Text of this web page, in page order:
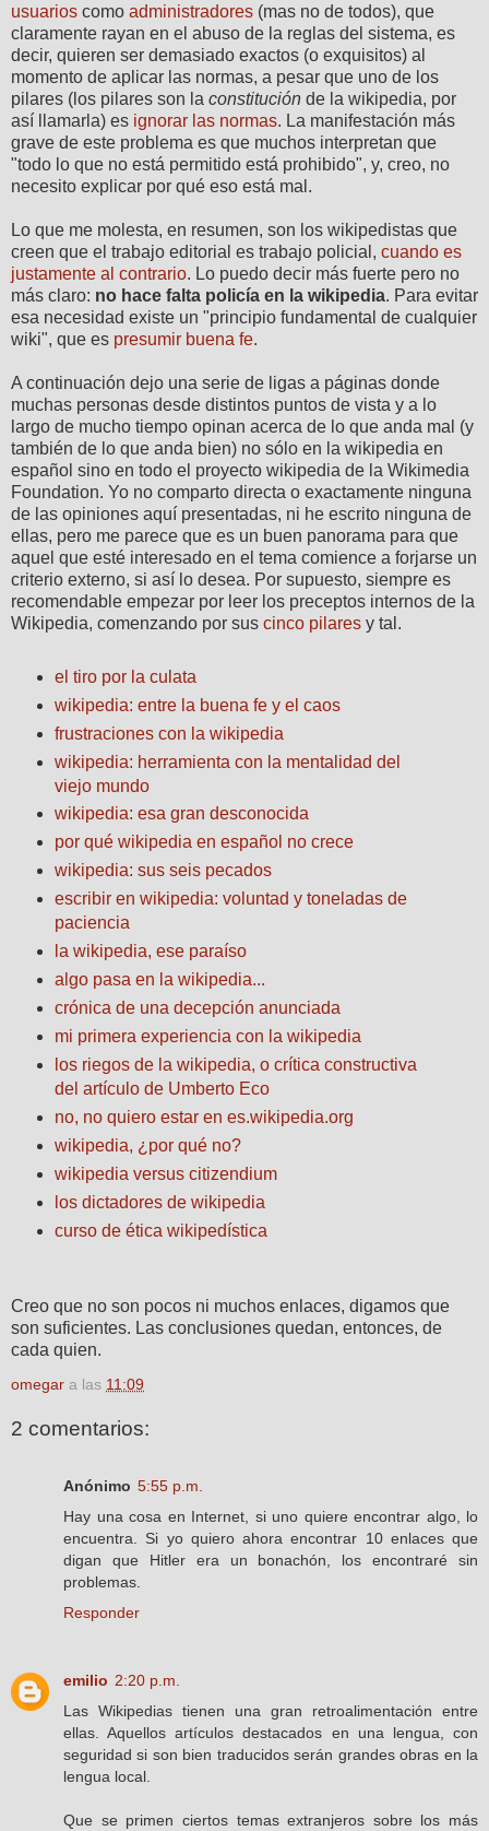
usuarios como administradores (mas no de todos), que
claramente rayan en el abuso de la reglas del sistema, es
decir, quieren ser demasiado exactos (o exquisitos) al
momento de aplicar las normas, a pesar que uno de los
pilares (los pilares son la constitución de la wikipedia, por
así llamarla) es ignorar las normas. La manifestación más
grave de este problema es que muchos interpretan que
"todo lo que no está permitido está prohibido", y, creo, no
necesito explicar por qué eso está mal.
Lo que me molesta, en resumen, son los wikipedistas que
creen que el trabajo editorial es trabajo policial, cuando es
justamente al contrario. Lo puedo decir más fuerte pero no
más claro: no hace falta policía en la wikipedia. Para evitar
esa necesidad existe un "principio fundamental de cualquier
wiki", que es presumir buena fe.
A continuación dejo una serie de ligas a páginas donde
muchas personas desde distintos puntos de vista y a lo
largo de mucho tiempo opinan acerca de lo que anda mal (y
también de lo que anda bien) no sólo en la wikipedia en
español sino en todo el proyecto wikipedia de la Wikimedia
Foundation. Yo no comparto directa o exactamente ninguna
de las opiniones aquí presentadas, ni he escrito ninguna de
ellas, pero me parece que es un buen panorama para que
aquel que esté interesado en el tema comience a forjarse un
criterio externo, si así lo desea. Por supuesto, siempre es
recomendable empezar por leer los preceptos internos de la
Wikipedia, comenzando por sus cinco pilares y tal.
el tiro por la culata
wikipedia: entre la buena fe y el caos
frustraciones con la wikipedia
wikipedia: herramienta con la mentalidad del
viejo mundo
wikipedia: esa gran desconocida
por qué wikipedia en español no crece
wikipedia: sus seis pecados
escribir en wikipedia: voluntad y toneladas de
paciencia
la wikipedia, ese paraíso
algo pasa en la wikipedia...
crónica de una decepción anunciada
mi primera experiencia con la wikipedia
los riegos de la wikipedia, o crítica constructiva
del artículo de Umberto Eco
no, no quiero estar en es.wikipedia.org
wikipedia, ¿por qué no?
wikipedia versus citizendium
los dictadores de wikipedia
curso de ética wikipedística
Creo que no son pocos ni muchos enlaces, digamos que
son suficientes. Las conclusiones quedan, entonces, de
cada quien.
omegar a las 11:09
2 comentarios:
Anónimo 5:55 p.m.
Hay una cosa en Internet, si uno quiere encontrar algo, lo
encuentra. Si yo quiero ahora encontrar 10 enlaces que
digan que Hitler era un bonachón, los encontraré sin
problemas.
Responder
emilio 2:20 p.m.
Las Wikipedias tienen una gran retroalimentación entre
ellas. Aquellos artículos destacados en una lengua, con
seguridad si son bien traducidos serán grandes obras en la
lengua local.
Que se primen ciertos temas extranjeros sobre los más